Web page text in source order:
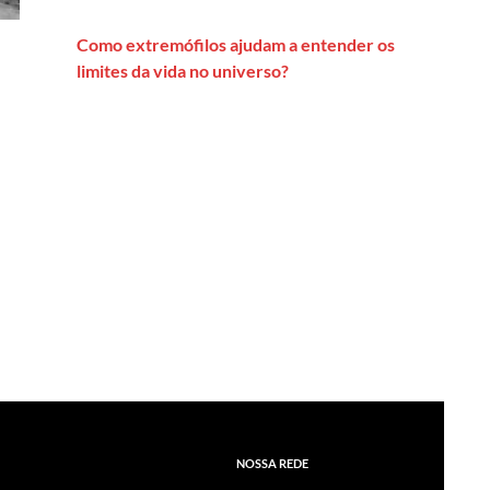
Como extremófilos ajudam a entender os
limites da vida no universo?
NOSSA REDE